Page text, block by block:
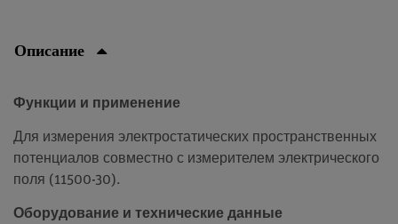
Описание
Функции и применение
Для измерения электростатических пространственных
потенциалов совместно с измерителем электрического
поля (11500-30).
Оборудование и технические данные